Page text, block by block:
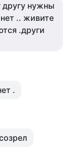
другу нужны
.. живите
.други
.